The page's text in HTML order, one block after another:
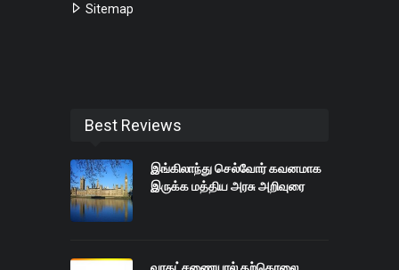
Sitemap
Best Reviews
இங்கிலாந்து செல்வோர் கவனமாக
இருக்க மத்திய அரசு அறிவுரை